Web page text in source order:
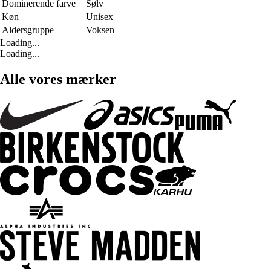
Dominerende farve
Sølv
Køn
Unisex
Aldersgruppe
Voksen
Loading...
Loading...
Alle vores mærker